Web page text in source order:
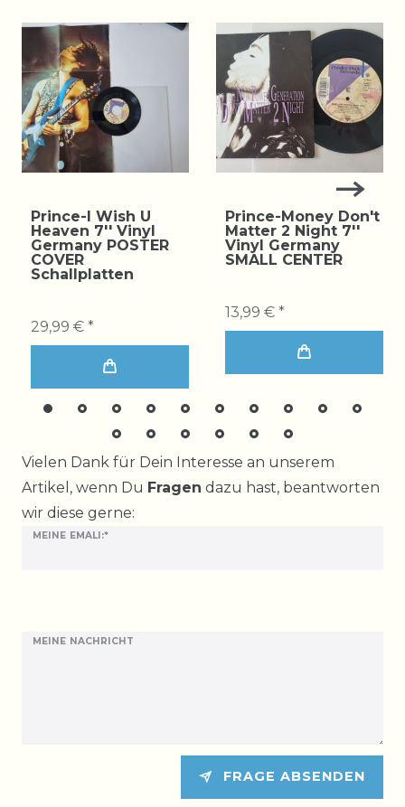
Prince-I Wish U
Heaven 7'' Vinyl
Germany POSTER
COVER
Schallplatten
29,99 € *
Prince-Money Don't
Matter 2 Night 7''
Vinyl Germany
SMALL CENTER
13,99 € *
Vielen Dank für Dein Interesse an unserem
Artikel, wenn Du Fragen dazu hast, beantworten
wir diese gerne:
MEINE EMALI:*
MEINE NACHRICHT
Ceres::Template.mailFormHoneypotLabel
FRAGE ABSENDEN